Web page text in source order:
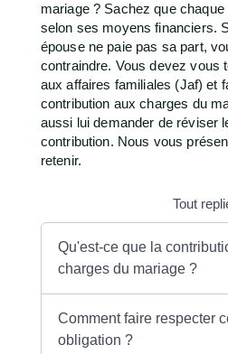
mariage ? Sachez que
selon ses moyens financiers.
épouse ne paie pas sa part,
contraindre. Vous devez vous
aux affaires familiales (Jaf) et
contribution aux charges du
aussi lui demander de réviser
contribution. Nous vous
retenir.
Tout
Qu'est-ce que la
charges du mariage ?
Comment faire respecter
obligation ?